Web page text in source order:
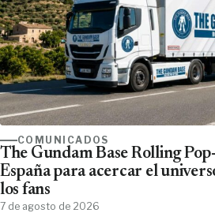
COMUNICADOS
The Gundam Base Rolling
España para acercar el
los fans
7 de agosto de 2026